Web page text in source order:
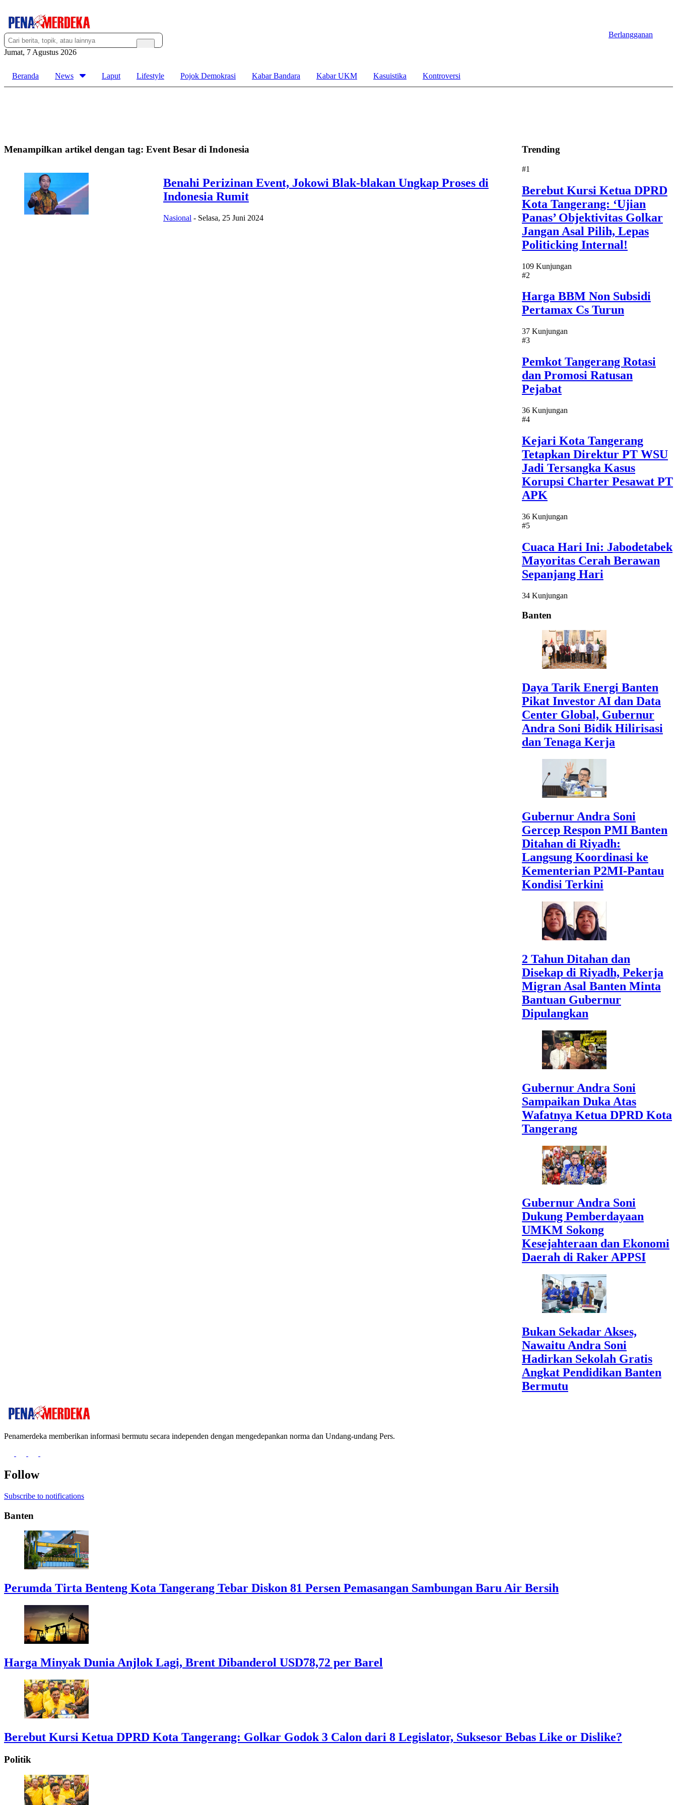
Jumat, 7 Agustus 2026
Berlangganan
Beranda News Laput Lifestyle Pojok Demokrasi Kabar Bandara Kabar UKM Kasuistika Kontroversi
Menampilkan artikel dengan tag: Event Besar di Indonesia
Benahi Perizinan Event, Jokowi Blak-blakan Ungkap Proses di
Indonesia Rumit
Nasional - Selasa, 25 Juni 2024
Trending
#1
Berebut Kursi Ketua DPRD
Kota Tangerang: ‘Ujian
Panas’ Objektivitas Golkar
Jangan Asal Pilih, Lepas
Politicking Internal!
109 Kunjungan
#2
Harga BBM Non Subsidi
Pertamax Cs Turun
37 Kunjungan
#3
Pemkot Tangerang Rotasi
dan Promosi Ratusan
Pejabat
36 Kunjungan
#4
Kejari Kota Tangerang
Tetapkan Direktur PT WSU
Jadi Tersangka Kasus
Korupsi Charter Pesawat PT
APK
36 Kunjungan
#5
Cuaca Hari Ini: Jabodetabek
Mayoritas Cerah Berawan
Sepanjang Hari
34 Kunjungan
Banten
Daya Tarik Energi Banten
Pikat Investor AI dan Data
Center Global, Gubernur
Andra Soni Bidik Hilirisasi
dan Tenaga Kerja
Gubernur Andra Soni
Gercep Respon PMI Banten
Ditahan di Riyadh:
Langsung Koordinasi ke
Kementerian P2MI-Pantau
Kondisi Terkini
2 Tahun Ditahan dan
Disekap di Riyadh, Pekerja
Migran Asal Banten Minta
Bantuan Gubernur
Dipulangkan
Gubernur Andra Soni
Sampaikan Duka Atas
Wafatnya Ketua DPRD Kota
Tangerang
Gubernur Andra Soni
Dukung Pemberdayaan
UMKM Sokong
Kesejahteraan dan Ekonomi
Daerah di Raker APPSI
Bukan Sekadar Akses,
Nawaitu Andra Soni
Hadirkan Sekolah Gratis
Angkat Pendidikan Banten
Bermutu
Penamerdeka memberikan informasi bermutu secara independen dengan mengedepankan norma dan Undang-undang Pers.
Follow
Subscribe to notifications
Banten
Perumda Tirta Benteng Kota Tangerang Tebar Diskon 81 Persen Pemasangan Sambungan Baru Air Bersih
Harga Minyak Dunia Anjlok Lagi, Brent Dibanderol USD78,72 per Barel
Berebut Kursi Ketua DPRD Kota Tangerang: Golkar Godok 3 Calon dari 8 Legislator, Suksesor Bebas Like or Dislike?
Politik